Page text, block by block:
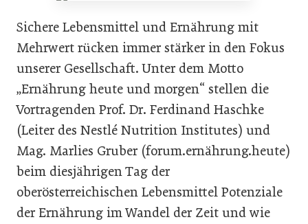
Sichere Lebensmittel und Ernährung mit
Mehrwert rücken immer stärker in den Fokus
unserer Gesellschaft. Unter dem Motto
„Ernährung heute und morgen“ stellen die
Vortragenden Prof. Dr. Ferdinand Haschke
(Leiter des Nestlé Nutrition Institutes) und
Mag. Marlies Gruber (forum.ernährung.heute)
beim diesjährigen Tag der
oberösterreichischen Lebensmittel Potenziale
der Ernährung im Wandel der Zeit und wie